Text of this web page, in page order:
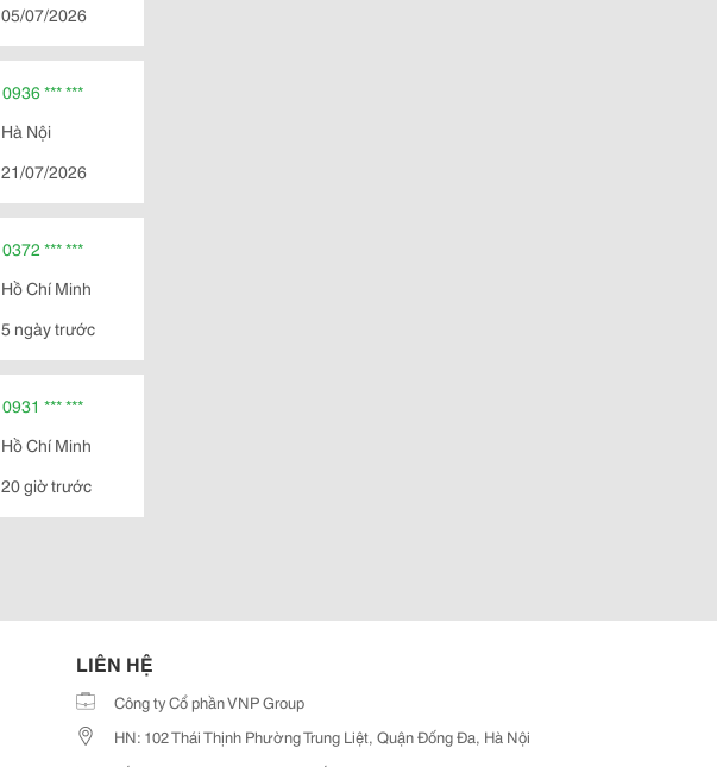
05/07/2026
0936 *** ***
Hà Nội
21/07/2026
0372 *** ***
Hồ Chí Minh
5 ngày trước
0931 *** ***
Hồ Chí Minh
20 giờ trước
LIÊN HỆ
Công ty Cổ phần VNP Group
HN: 102 Thái Thịnh Phường Trung Liệt, Quận Đống Đa, Hà Nội